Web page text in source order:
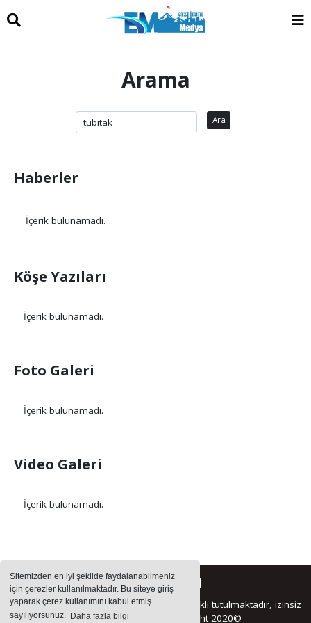
Sitemizden en iyi şekilde faydalanabilmeniz
için çerezler kullanılmaktadır. Bu siteye giriş
yaparak çerez kullanımını kabul etmiş
sayılıyorsunuz. Daha fazla bilgi
Arama
Ara
Haberler
İçerik bulunamadı.
Köşe Yazıları
İçerik bulunamadı.
Foto Galeri
İçerik bulunamadı.
Video Galeri
İçerik bulunamadı.
Sitemizde bulunan içeriklerin tüm hakları saklı tutulmaktadır, izinsiz
içerikler kullanılamaz. Copyright 2020©